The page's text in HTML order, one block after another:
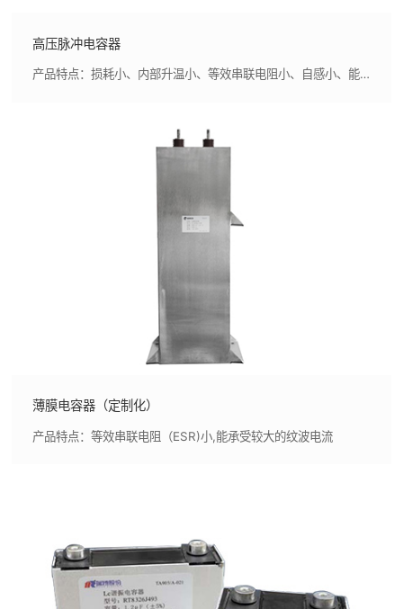
高压脉冲电容器
产品特点：损耗小、内部升温小、等效串联电阻小、自感小、能承受较大的纹波电流、自愈性好
薄膜电容器（定制化）
产品特点：等效串联电阻（ESR)小,能承受较大的纹波电流